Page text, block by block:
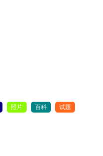
照片 百科 试题